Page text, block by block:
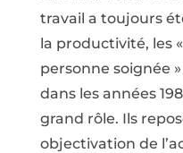
travail a toujours
la productivité, les
personne soignée
dans les années
grand rôle. Ils
objectivation de